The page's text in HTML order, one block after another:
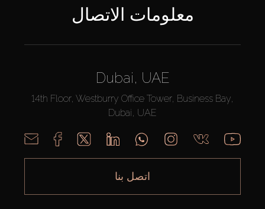
معلومات الاتصال
Dubai, UAE
14th Floor, Westburry Office Tower, Business Bay,
Dubai, UAE
اتصل بنا